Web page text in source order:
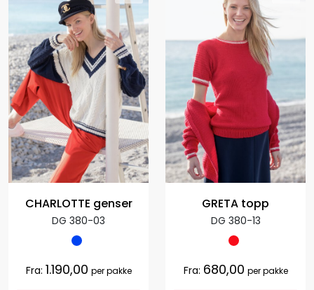
CHARLOTTE genser
DG 380-03
Fra: 1.190,00 per pakke
GRETA topp
DG 380-13
Fra: 680,00 per pakke